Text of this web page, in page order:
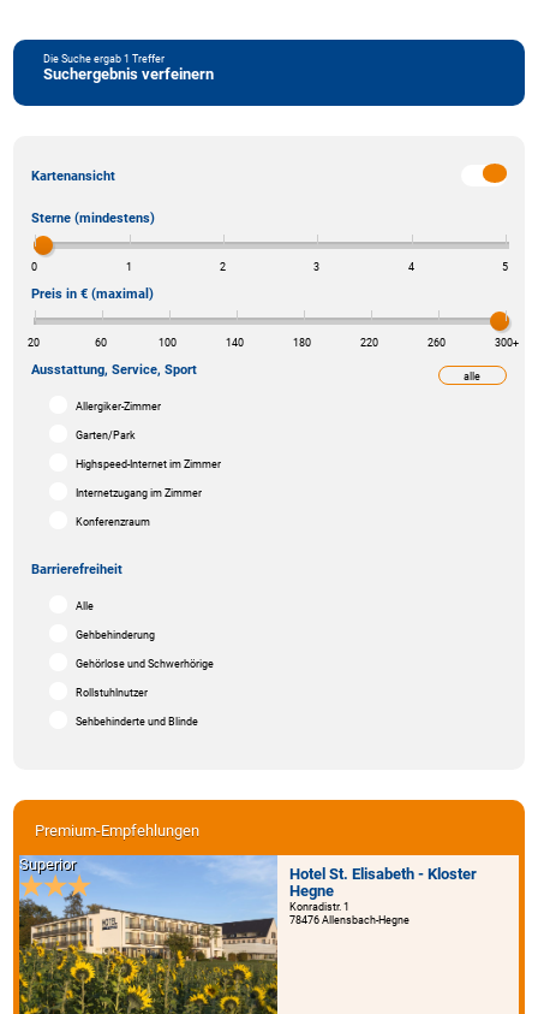
Premium-Empfehlungen
Hotel St. Elisabeth - Kloster
Hegne
Konradistr. 1
78476 Allensbach-Hegne
Superior
Die Suche ergab1 Treffer
Suchergebnis verfeinern
Kartenansicht
Sterne (mindestens)
0 1 2 3 4 5
Preis in € (maximal)
20 60 100 140 180 220 260 300+
alle
Ausstattung, Service, Sport
Allergiker-Zimmer
Garten/Park
Highspeed-Internet im Zimmer
Internetzugang im Zimmer
Konferenzraum
Barrierefreiheit
Alle
Gehbehinderung
Gehörlose und Schwerhörige
Rollstuhlnutzer
Sehbehinderte und Blinde